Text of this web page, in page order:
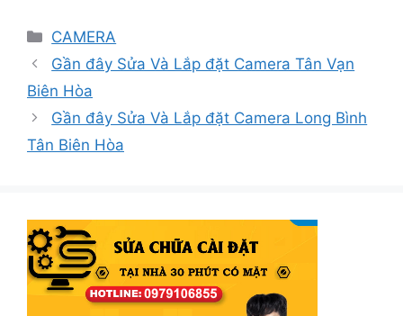
Danh
mục
CAMERA
Gần đây Sửa Và Lắp đặt Camera Tân Vạn
Biên Hòa
Gần đây Sửa Và Lắp đặt Camera Long Bình
Tân Biên Hòa